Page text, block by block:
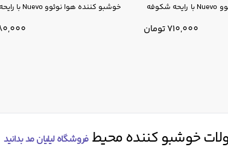
خوشبو کننده هوا نوئوو Nuevo با رایحه شکوفه
710,000تومان
خوشبو کننده هوا نوئوو Nuevo با رایحه انبه
خوشبو کننده محیط فروشگاه لیلیان مد بدانید